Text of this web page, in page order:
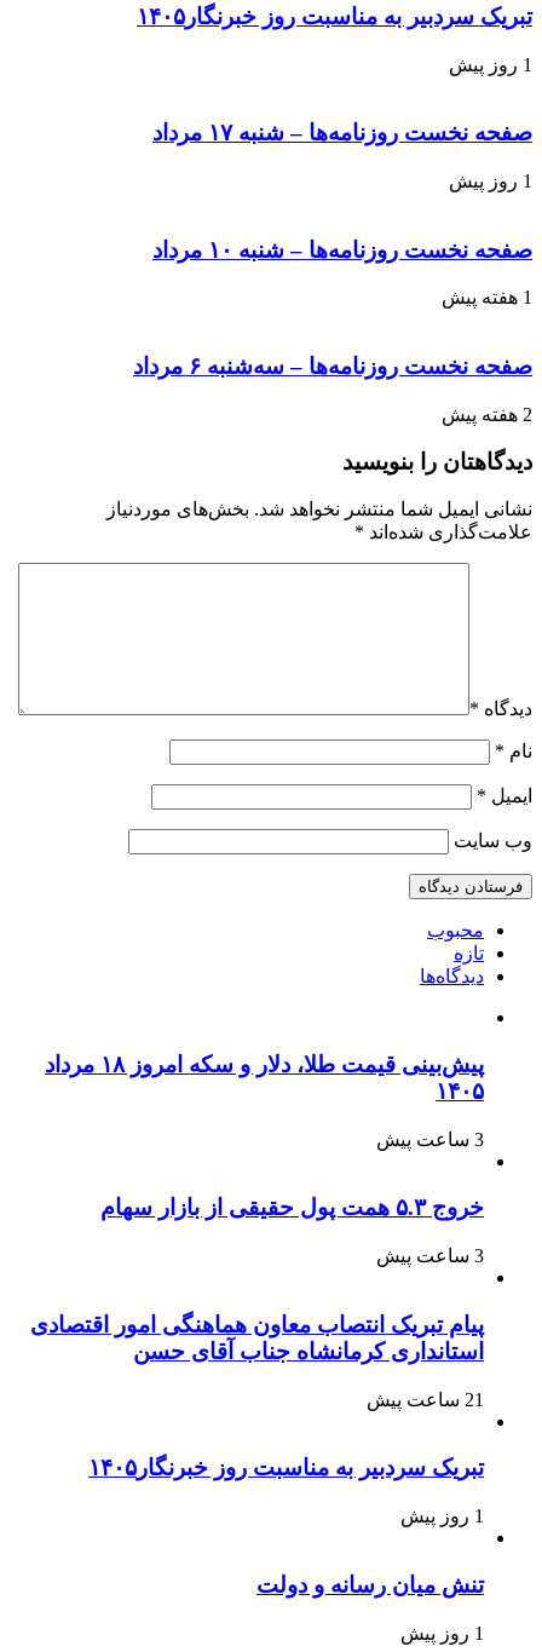
تبریک سردبیر به مناسبت روز خبرنگار۱۴۰۵
1 روز پیش
صفحه نخست روزنامه‌ها – شنبه ۱۷ مرداد
1 روز پیش
صفحه نخست روزنامه‌ها – شنبه ۱۰ مرداد
1 هفته پیش
صفحه نخست روزنامه‌ها – سه‌شنبه ۶ مرداد
2 هفته پیش
دیدگاهتان را بنویسید
نشانی ایمیل شما منتشر نخواهد شد. بخش‌های موردنیاز
علامت‌گذاری شده‌اند *
دیدگاه *
نام *
ایمیل *
وب‌ سایت
محبوب
تازه
دیدگاه‌ها
پیش‌بینی قیمت طلا، دلار و سکه امروز ۱۸ مرداد
۱۴۰۵
3 ساعت پیش
خروج ۵.۳ همت پول حقیقی از بازار سهام
3 ساعت پیش
پیام تبریک انتصاب معاون هماهنگی امور اقتصادی
استانداری کرمانشاه جناب آقای حسن
21 ساعت پیش
تبریک سردبیر به مناسبت روز خبرنگار۱۴۰۵
1 روز پیش
تنش میان رسانه و دولت
1 روز پیش